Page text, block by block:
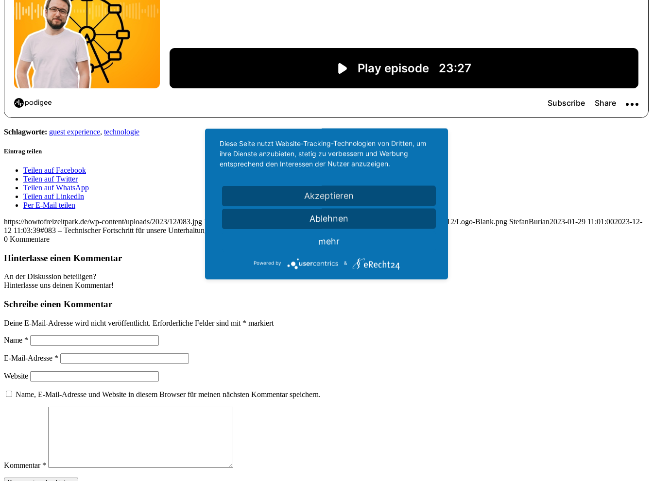
Schlagworte: guest experience, technologie
Eintrag teilen
Teilen auf Facebook
Teilen auf Twitter
Teilen auf WhatsApp
Teilen auf LinkedIn
Per E-Mail teilen
https://howtofreizeitpark.de/wp-content/uploads/2023/12/083.jpg 1400 https://howtofreizeitpark.de/wp-content/uploads/2021/12/Logo-Blank.png StefanBurian2023-01-29 11:01:002023-12-
12 11:03:39#083 – Technischer Fortschritt für unsere Unterhaltung
0 Kommentare
Hinterlasse einen Kommentar
An der Diskussion beteiligen?
Hinterlasse uns deinen Kommentar!
Schreibe einen Kommentar
Deine E-Mail-Adresse wird nicht veröffentlicht. Erforderliche Felder sind mit * markiert
Name *
E-Mail-Adresse *
Website
Name, E-Mail-Adresse und Website in diesem Browser für meinen nächsten Kommentar speichern.
Kommentar *
Diese Seite nutzt Website-Tracking-Technologien von Dritten, um
ihre Dienste anzubieten, stetig zu verbessern und Werbung
entsprechend den Interessen der Nutzer anzuzeigen.
Akzeptieren
Ablehnen
mehr
Powered by &